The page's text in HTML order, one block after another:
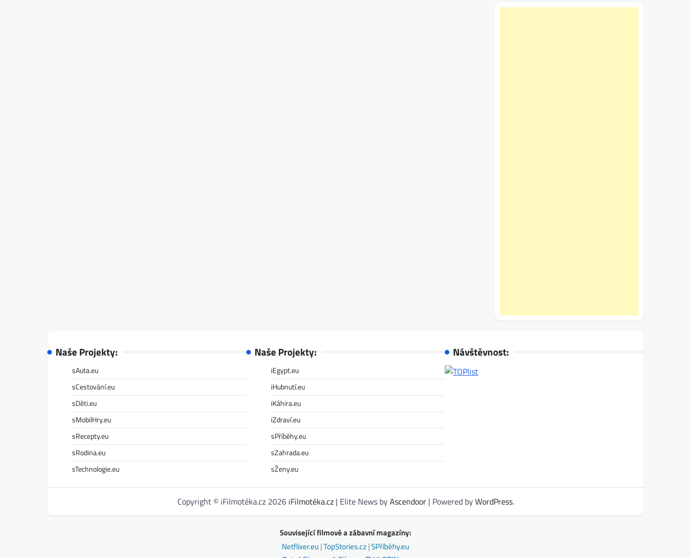
Naše Projekty:
sAuta.eu
sCestování.eu
sDěti.eu
sMobilHry.eu
sRecepty.eu
sRodina.eu
sTechnologie.eu
Naše Projekty:
iEgypt.eu
iHubnutí.eu
iKáhira.eu
iZdraví.eu
sPříběhy.eu
sZahrada.eu
sŽeny.eu
Návštěvnost:
Copyright © iFilmotéka.cz 2026 iFilmotéka.cz| Elite News byAscendoor| Powered byWordPress.
Související filmové a zábavní magazíny:
Netflixer.eu |TopStories.cz|SPříběhy.eu